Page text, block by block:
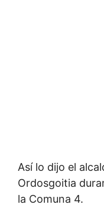
Así lo dijo el
Ordosgoitia
la Comuna 4.